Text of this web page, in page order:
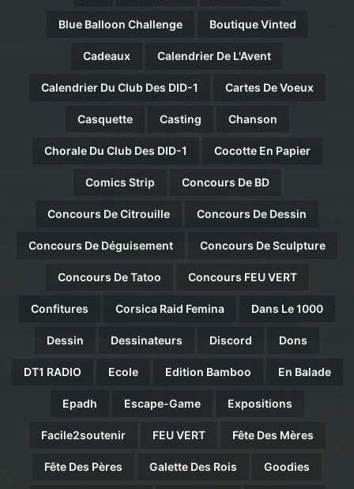
Blue Balloon Challenge Boutique Vinted
Cadeaux Calendrier De L'Avent
Calendrier Du Club Des DID-1 Cartes De Voeux
Casquette Casting Chanson
Chorale Du Club Des DID-1 Cocotte En Papier
Comics Strip Concours De BD
Concours De Citrouille Concours De Dessin
Concours De Déguisement Concours De Sculpture
Concours De Tatoo Concours FEU VERT
Confitures Corsica Raid Femina Dans Le 1000
Dessin Dessinateurs Discord Dons
DT1 RADIO Ecole Edition Bamboo En Balade
Epadh Escape-Game Expositions
Facile2soutenir FEU VERT Fête Des Mères
Fête Des Pères Galette Des Rois Goodies